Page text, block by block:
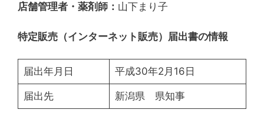
店舗管理者・薬剤師： 山下まり子
特定販売（インターネット販売）届出書の情報
届出年月日 平成30年2月16日
届出先 新潟県 県知事